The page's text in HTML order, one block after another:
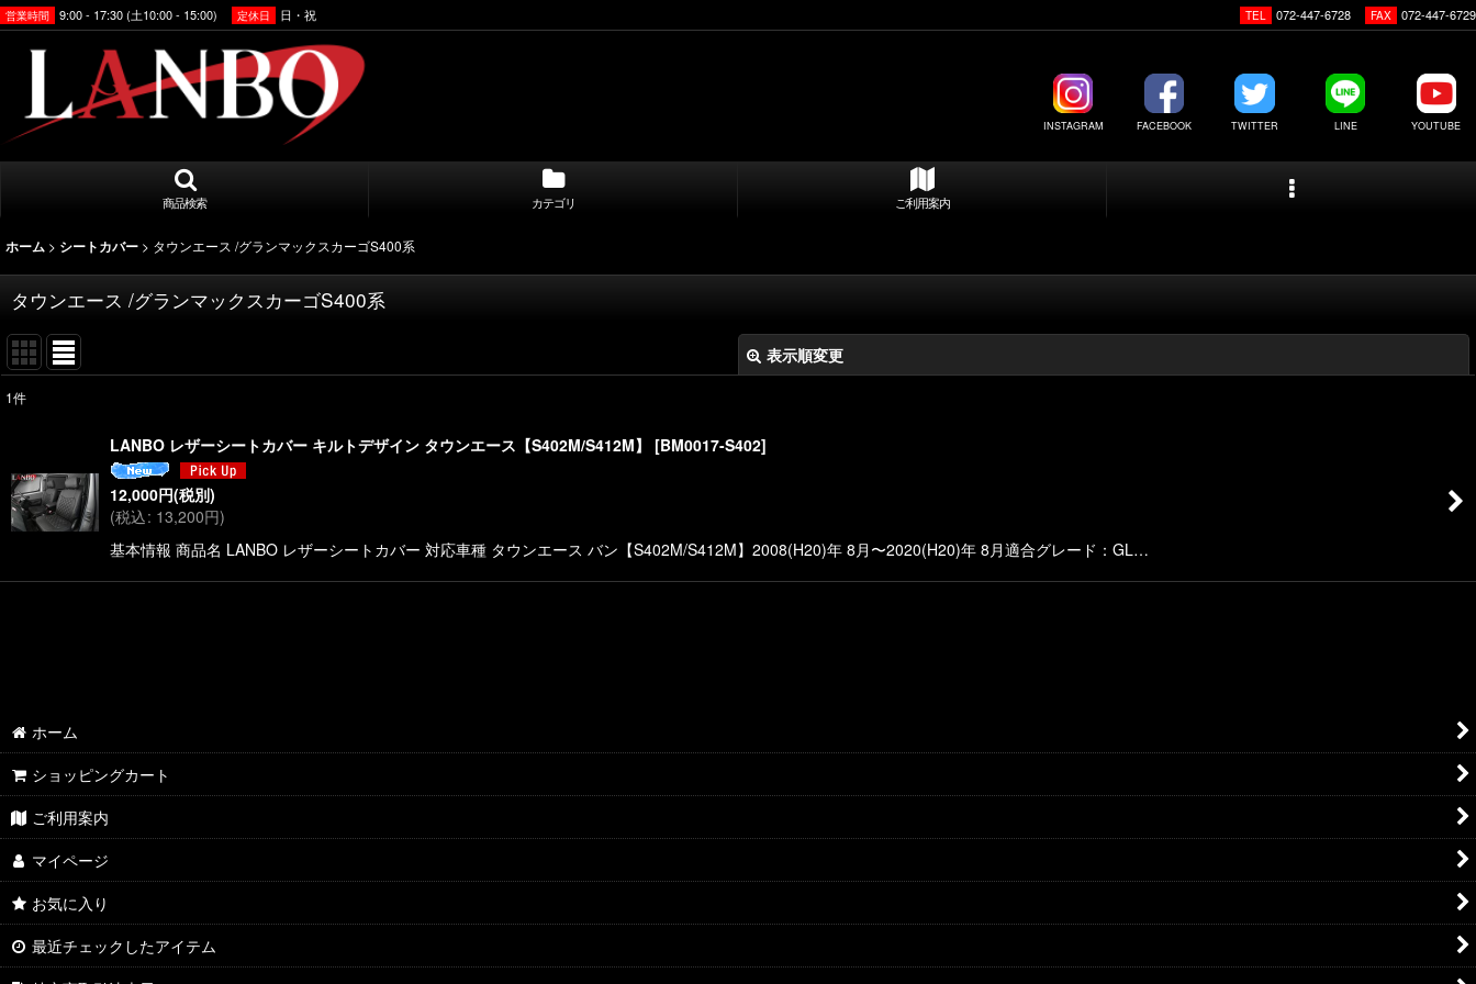
営業時間 9:00 - 17:30 (土10:00 - 15:00) 定休日 日・祝 TEL 072-447-6728 FAX 072-447-6729
INSTAGRAM FACEBOOK TWITTER LINE YOUTUBE
商品検索 カテゴリ ご利用案内
ホーム > シートカバー > タウンエース /グランマックスカーゴS400系
タウンエース /グランマックスカーゴS400系
表示順変更
並び順:
1件
LANBO レザーシートカバー キルトデザイン タウンエース【S402M/S412M】 [BM0017-S402]
12,000円(税別)
(税込: 13,200円)
基本情報 商品名 LANBO レザーシートカバー 対応車種 タウンエース バン【S402M/S412M】2008(H20)年 8月〜2020(H20)年 8月適合グレード：GL…
ホーム
ショッピングカート
ご利用案内
マイページ
お気に入り
最近チェックしたアイテム